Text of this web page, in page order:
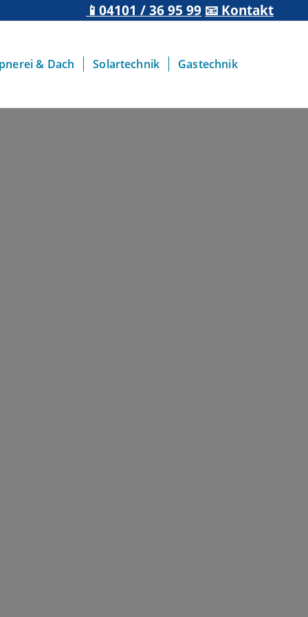
📱04101 / 36 95 99 📧 Kontakt
& Dach Solartechnik Gastechnik